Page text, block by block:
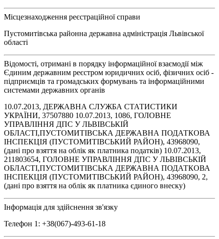
Місцезнаходження реєстраційної справи
Пустомитівська районна державна адміністрація Львівської
області
Відомості, отримані в порядку інформаційної взаємодії між
Єдиним державним реєстром юридичних осіб, фізичних осіб -
підприємців та громадських формувань та інформаційними
системами державних органів
10.07.2013, ДЕРЖАВНА СЛУЖБА СТАТИСТИКИ
УКРАЇНИ, 37507880 10.07.2013, 1086, ГОЛОВНЕ
УПРАВЛІННЯ ДПС У ЛЬВІВСЬКІЙ
ОБЛАСТІ,ПУСТОМИТІВСЬКА ДЕРЖАВНА ПОДАТКОВА
ІНСПЕКЦІЯ (ПУСТОМИТІВСЬКИЙ РАЙОН), 43968090,
(дані про взяття на облік як платника податків) 10.07.2013,
211803654, ГОЛОВНЕ УПРАВЛІННЯ ДПС У ЛЬВІВСЬКІЙ
ОБЛАСТІ,ПУСТОМИТІВСЬКА ДЕРЖАВНА ПОДАТКОВА
ІНСПЕКЦІЯ (ПУСТОМИТІВСЬКИЙ РАЙОН), 43968090, 2,
(дані про взяття на облік як платника єдиного внеску)
Інформація для здійснення зв'язку
Телефон 1: +38(067)-493-61-18